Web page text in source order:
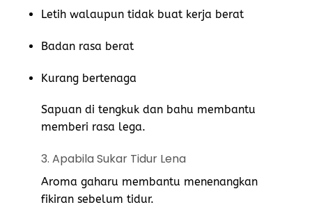
Letih walaupun tidak buat kerja berat
Badan rasa berat
Kurang bertenaga
Sapuan di tengkuk dan bahu membantu
memberi rasa lega.
3. Apabila Sukar Tidur Lena
Aroma gaharu membantu menenangkan
fikiran sebelum tidur.